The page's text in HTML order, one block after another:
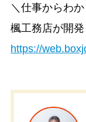
＼仕事からわ
楓工務店が開発
https://